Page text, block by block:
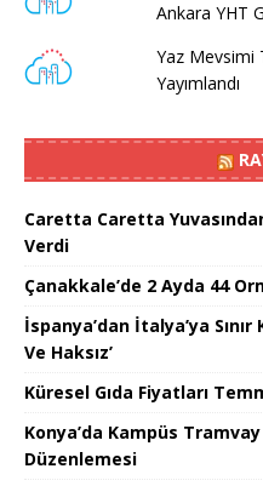
Ankara YHT
Yaz Mevsimi
Yayımlandı
Caretta Caretta
Verdi
Çanakkale’de 2 Ayda 44
İspanya’dan İtalya’ya
Ve Haksız’
Küresel Gıda Fiyatları
Konya’da Kampüs
Düzenlemesi